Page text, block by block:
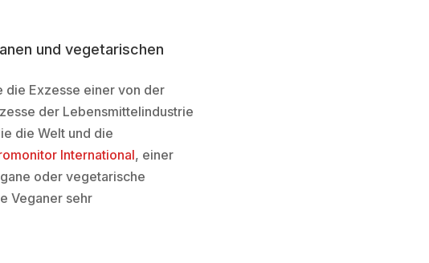
und vegetarischen
die Exzesse einer von der
der Lebensmittelindustrie
die Welt und die
International, einer
oder vegetarische
Veganer sehr